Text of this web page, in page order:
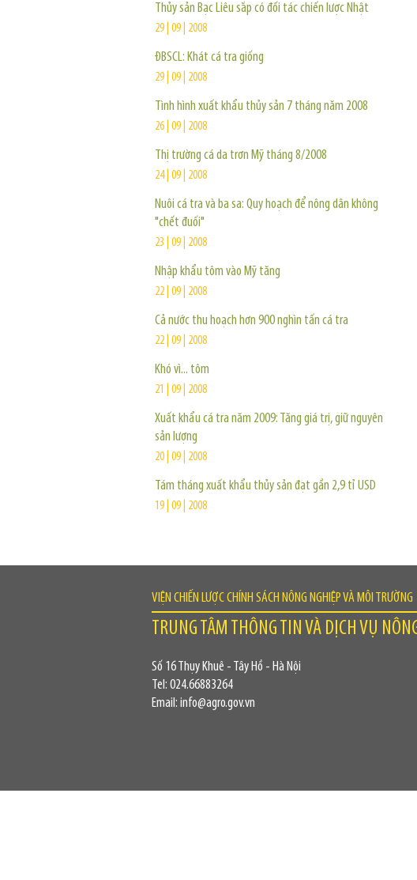
Thủy sản Bạc Liêu sắp có đối tác chiến lược Nhật
29 | 09 | 2008
ĐBSCL: Khát cá tra giống
29 | 09 | 2008
Tình hình xuất khẩu thủy sản 7 tháng năm 2008
26 | 09 | 2008
Thị trường cá da trơn Mỹ tháng 8/2008
24 | 09 | 2008
Nuôi cá tra và ba sa: Quy hoạch để nông dân không
"chết đuối"
23 | 09 | 2008
Nhập khẩu tôm vào Mỹ tăng
22 | 09 | 2008
Cả nước thu hoạch hơn 900 nghìn tấn cá tra
22 | 09 | 2008
Khó vì... tôm
21 | 09 | 2008
Xuất khẩu cá tra năm 2009: Tăng giá trị, giữ nguyên
sản lượng
20 | 09 | 2008
Tám tháng xuất khẩu thủy sản đạt gần 2,9 tỉ USD
19 | 09 | 2008
VIỆN CHIẾN LƯỢC CHÍNH SÁCH NÔNG NGHIỆP VÀ MÔI TRƯỜNG
TRUNG TÂM THÔNG TIN VÀ DỊCH VỤ
Số 16 Thụy Khuê - Tây Hồ - Hà Nội
Tel: 024.66883264
Email: info@agro.gov.vn